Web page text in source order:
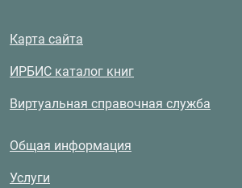
Карта сайта
ИРБИС каталог книг
Виртуальная справочная служба
Общая информация
Услуги